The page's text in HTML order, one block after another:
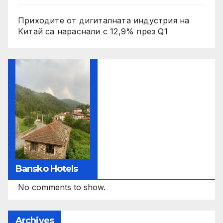
Приходите от дигиталната индустрия на
Китай са нараснали с 12,9% през Q1
Bansko Hotels
No comments to show.
Archives